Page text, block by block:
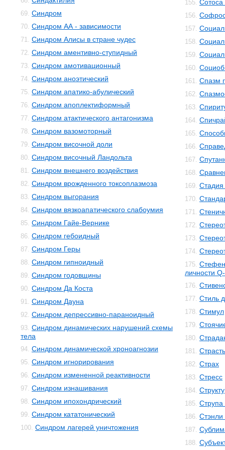
69. Синдром
70. Синдром АА - зависимости
71. Синдром Алисы в стране чудес
72. Синдром аментивно-ступидный
73. Синдром амотивационный
74. Синдром аноэтический
75. Синдром апатико-абулический
76. Синдром апоплектиформный
77. Синдром атактического антагонизма
78. Синдром вазомоторный
79. Синдром височной доли
80. Синдром височный Ландольта
81. Синдром внешнего воздействия
82. Синдром врожденного токсоплазмоза
83. Синдром выгорания
84. Синдром вязкоапатического слабоумия
85. Синдром Гайе-Вернике
86. Синдром гебоидный
87. Синдром Геры
88. Синдром гипноидный
89. Синдром годовщины
90. Синдром Да Коста
91. Синдром Дауна
92. Синдром депрессивно-параноидный
93. Синдром динамических нарушений схемы
тела
94. Синдром динамической хроноагнозии
95. Синдром игнорирования
96. Синдром измененной реактивности
97. Синдром изнашивания
98. Синдром ипохондрический
99. Синдром кататонический
100. Синдром лагерей уничтожения
155.
156.
157.
158.
159.
160.
161. Спазм
162.
163.
164.
165.
166.
167.
168.
169. Стадия
170.
171.
172.
173.
174.
175.
личности
176.
177. Стиль
178. Стимул
179.
180.
181. Страсть
182. Страх
183. Стресс
184.
185.
186.
187.
188.